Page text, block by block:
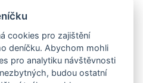
Emka
cookies pro zajištění
deníčku. Abychom mohli
pro analytiku návštěvnosti
budou ostatní